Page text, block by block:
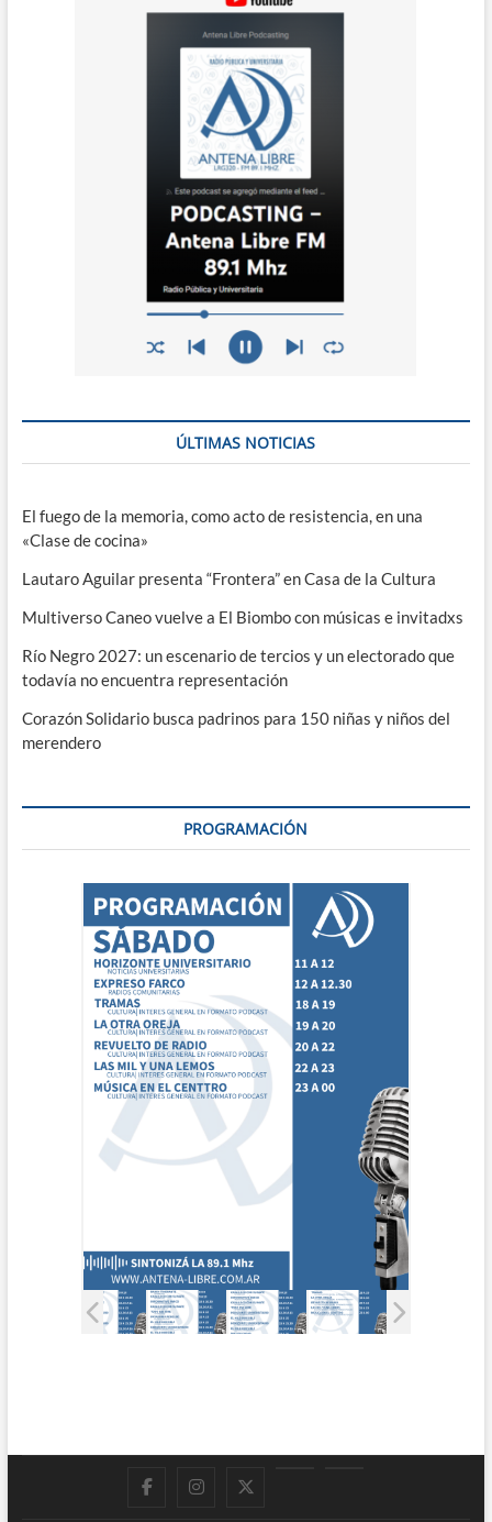
ÚLTIMAS NOTICIAS
El fuego de la memoria, como acto de resistencia, en una
«Clase de cocina»
Lautaro Aguilar presenta “Frontera” en Casa de la Cultura
Multiverso Caneo vuelve a El Biombo con músicas e invitadxs
Río Negro 2027: un escenario de tercios y un electorado que
todavía no encuentra representación
Corazón Solidario busca padrinos para 150 niñas y niños del
merendero
PROGRAMACIÓN
FacebookInstagram